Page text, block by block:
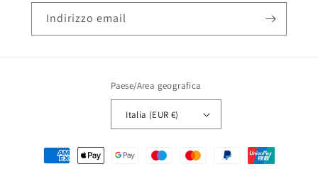
Indirizzo email
Paese/Area geografica
Italia (EUR €)
Metodi